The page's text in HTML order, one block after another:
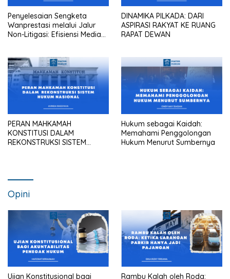
Penyelesaian Sengketa
Wanprestasi melalui Jalur
Non-Litigasi: Efisiensi Mediasi
DINAMIKA PILKADA: DARI
ASPIRASI RAKYAT KE RUANG
RAPAT DEWAN
PERAN MAHKAMAH
KONSTITUSI DALAM
REKONSTRUKSI SISTEM
Hukum sebagai Kaidah:
Memahami Penggolongan
Hukum Menurut Sumbernya
Opini
Ujian Konstitusional bagi
Rambu Kalah oleh Roda: